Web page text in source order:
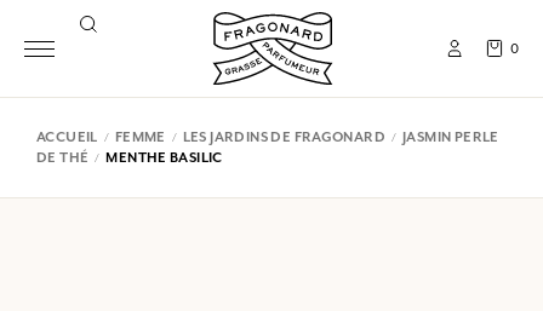
0
ACCUEIL FEMME LES JARDINS DE FRAGONARD
JASMIN PERLE
DE THÉ
MENTHE BASILIC